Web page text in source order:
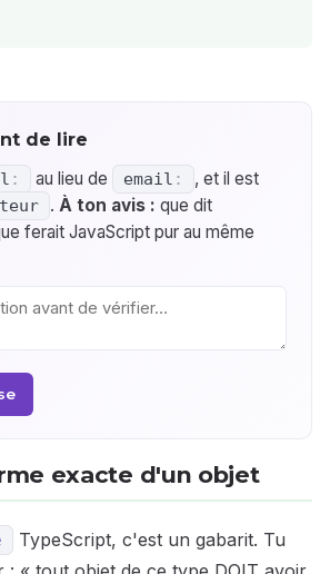
de lire
: au lieu de email :
, et il est
. À ton avis : que dit
ferait JavaScript pur au même
exacte d'un objet
TypeScript, c'est un gabarit. Tu